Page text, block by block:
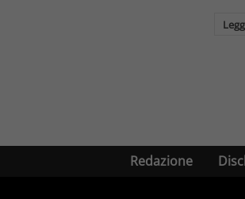
Redazione